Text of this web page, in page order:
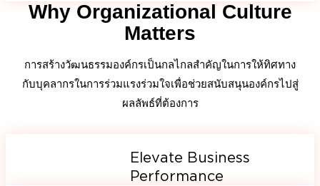
Why Organizational Culture
Matters
การสร้างวัฒนธรรมองค์กรเป็นกลไกลสำคัญในการให้ทิศทาง
กับบุคลากรในการร่วมแรงร่วมใจเพื่อช่วยสนับสนุนองค์กรไปสู่
ผลลัพธ์ที่ต้องการ
Elevate Business
Performance